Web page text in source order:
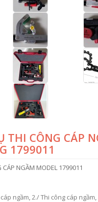
THI CÔNG CÁP
1799011
CÁP NGẦM MODEL 1799011
ngầm,2./ Thi công cáp ngầm,